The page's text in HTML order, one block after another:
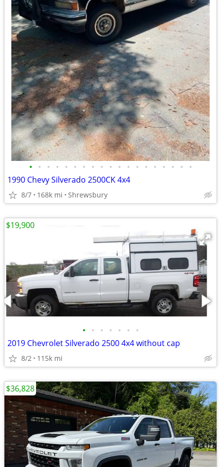
• • • • • • • • • • • • • • • • • • •
1990 Chevy Silverado 2500CK 4x4
8/7 168k mi Shrewsbury
• • • • • • •
2019 Chevrolet Silverado 2500 4x4 without cap
8/2 115k mi
$19,900
$36,828